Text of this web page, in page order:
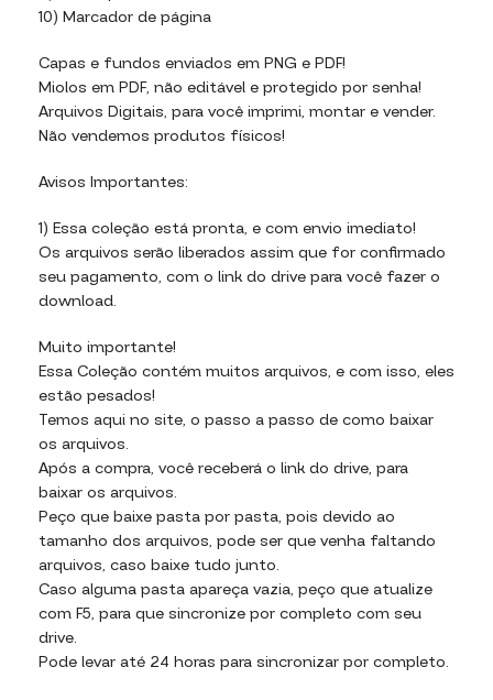
10) Marcador de página
Capas e fundos enviados em PNG e PDF!
Miolos em PDF, não editável e protegido por senha!
Arquivos Digitais, para você imprimi, montar e vender.
Não vendemos produtos físicos!
Avisos Importantes:
1) Essa coleção está pronta, e com envio imediato!
Os arquivos serão liberados assim que for confirmado
seu pagamento, com o link do drive para você fazer o
download.
Muito importante!
Essa Coleção contém muitos arquivos, e com isso, eles
estão pesados!
Temos aqui no site, o passo a passo de como baixar
os arquivos.
Após a compra, você receberá o link do drive, para
baixar os arquivos.
Peço que baixe pasta por pasta, pois devido ao
tamanho dos arquivos, pode ser que venha faltando
arquivos, caso baixe tudo junto.
Caso alguma pasta apareça vazia, peço que atualize
com F5, para que sincronize por completo com seu
drive.
Pode levar até 24 horas para sincronizar por completo.